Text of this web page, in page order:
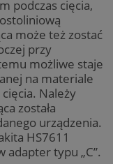
podczas cięcia,
może też zostać
przy
możliwe staje
na materiale
Należy
została
urządzenia.
HS7611
adapter typu „C”.